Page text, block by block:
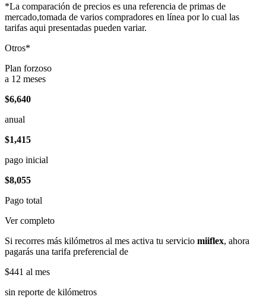
*La comparación de precios es una referencia de primas de
mercado,tomada de varios compradores en línea por lo cual las
tarifas aqui presentadas pueden variar.
Otros*
Plan forzoso
a 12 meses
$6,640
anual
$1,415
pago inicial
$8,055
Pago total
Ver completo
Si recorres más kilómetros al mes activa tu servicio miiflex, ahora
pagarás una tarifa preferencial de
$441 al mes
sin reporte de kilómetros